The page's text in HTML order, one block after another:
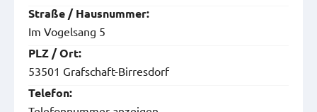
Straße / Hausnummer:
Im Vogelsang 5
PLZ / Ort:
53501 Grafschaft-Birresdorf
Telefon: